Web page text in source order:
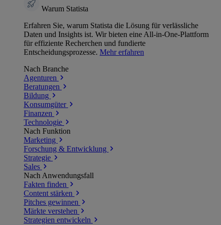
Warum Statista
Erfahren Sie, warum Statista die Lösung für verlässliche
Daten und Insights ist. Wir bieten eine All-in-One-Plattform
für effiziente Recherchen und fundierte
Entscheidungsprozesse. Mehr erfahren
Nach Branche
Agenturen
Beratungen
Bildung
Konsumgüter
Finanzen
Technologie
Nach Funktion
Marketing
Forschung & Entwicklung
Strategie
Sales
Nach Anwendungsfall
Fakten finden
Content stärken
Pitches gewinnen
Märkte verstehen
Strategien entwickeln